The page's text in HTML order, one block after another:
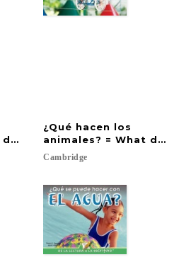
machines do?
¿Qué hacen los
animales? = What do
Cambridge